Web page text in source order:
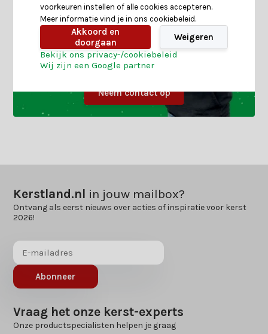
Neem contact op
Kerstland.nl in jouw mailbox?
Ontvang als eerst nieuws over acties of inspiratie voor kerst
2026!
Abonneer
Vraag het onze kerst-experts
Onze productspecialisten helpen je graag
voorkeuren instellen of alle cookies accepteren.
Meer informatie vind je in ons cookiebeleid.
Akkoord en
doorgaan
Weigeren
Bekijk ons privacy-/cookiebeleid
Wij zijn een Google partner